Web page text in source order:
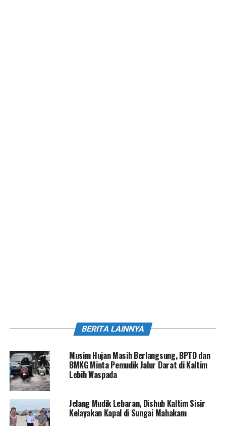
BERITA LAINNYA
Musim Hujan Masih Berlangsung, BPTD dan
BMKG Minta Pemudik Jalur Darat di Kaltim
Lebih Waspada
Jelang Mudik Lebaran, Dishub Kaltim Sisir
Kelayakan Kapal di Sungai Mahakam